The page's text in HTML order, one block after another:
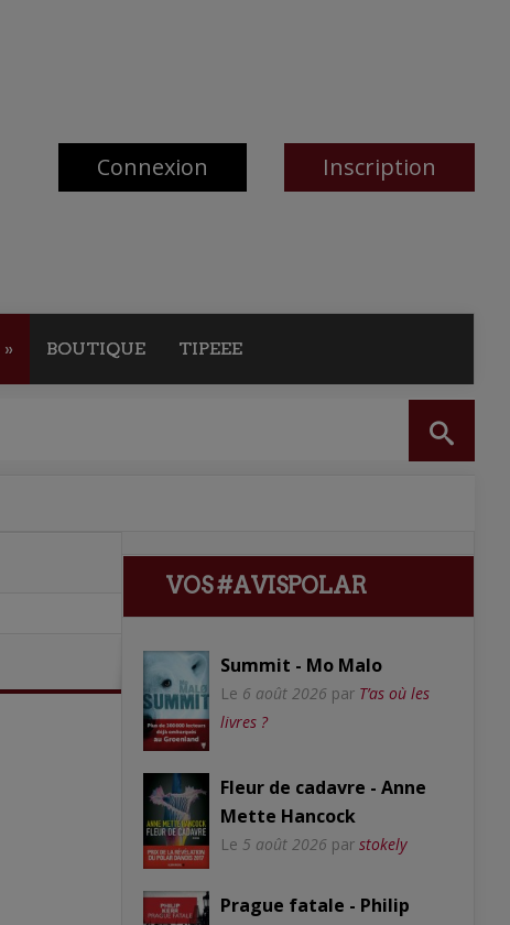
Connexion Inscription
» BOUTIQUE TIPEEE
VOS #AVISPOLAR
Summit - Mo Malo
Le 6 août 2026 par T’as où les
livres ?
Fleur de cadavre - Anne
Mette Hancock
Le 5 août 2026 par stokely
Prague fatale - Philip